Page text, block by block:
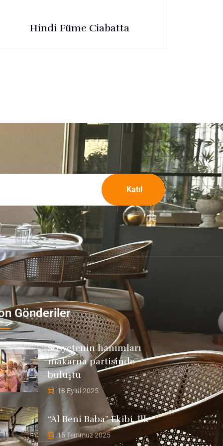
Hindi Füme Ciabatta
Katıl
Gönderiler
Sosyetenin hanımları
makarna partisinde
buluştu
18 Eylül 2025
“Al Beni Baba” Ekibi, İlk
15 Temmuz 2025